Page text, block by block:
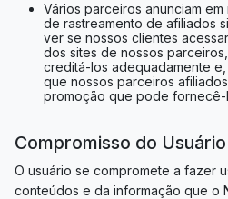
Vários parceiros anunciam
de rastreamento de afiliados
ver se nossos clientes
dos sites de nossos
creditá-los adequadamente
que nossos parceiros
promoção que pode fornecê-
Compromisso do Usuário
O usuário se compromete a fazer
conteúdos e da informação que o